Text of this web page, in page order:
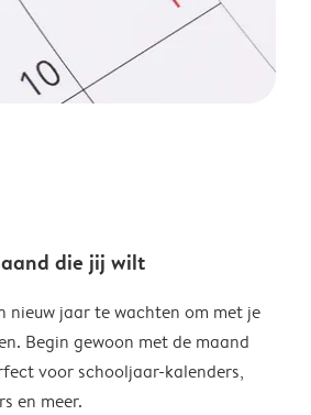
die jij wilt
nieuw jaar te wachten om met je
Begin gewoon met de maand
voor schooljaar-kalenders,
en meer.